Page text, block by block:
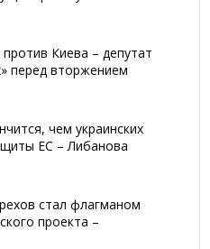
Киева – депутат
перед вторжением
чем украинских
ЕС – Либанова
стал флагманом
проекта –